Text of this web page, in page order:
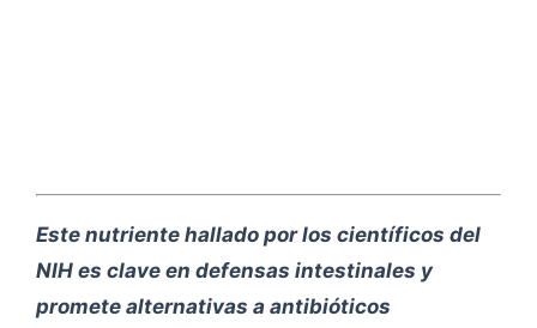
Este nutriente hallado por los científicos del
NIH es clave en defensas intestinales y
promete alternativas a antibióticos